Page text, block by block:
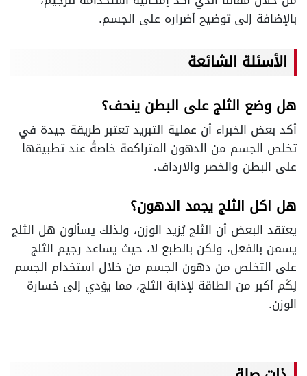
بالإضافة إلى توضيح أضراره على الجسم.
الأسئلة الشائعة
هل وضع الثلج على البطن ينحف؟
أكد بعض الخبراء أن عملية التبريد تعتبر طريقة جيدة في
تخلص الجسم من الدهون المتراكمة خاصةً عند تطبيقها
على البطن والخصر والارداف.
هل اكل الثلج يجمد الدهون؟
يعتقد البعض أن الثلج يُزيد الوزن، ولذلك يسألون هل الثلج
يسمن بالفعل، ولكن بالطبع لا، حيث يساعد رجيم الثلج
على التخلص من دهون الجسم من خلال استخدام الجسم
لِكَم أكبر من الطاقة لإذابة الثلج، مما يؤدي إلى خسارة
الوزن.